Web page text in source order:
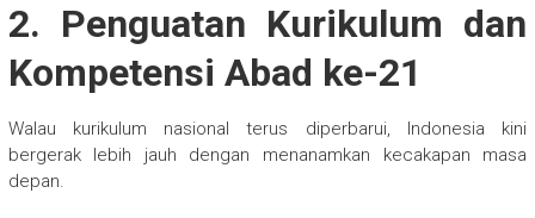
2. Penguatan Kurikulum dan
Kompetensi Abad ke-21
Walau kurikulum nasional terus diperbarui, Indonesia kini
bergerak lebih jauh dengan menanamkan kecakapan masa
depan.